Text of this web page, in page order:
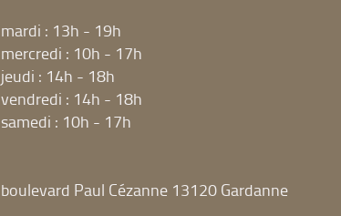
mardi : 13h - 19h
mercredi : 10h - 17h
jeudi : 14h - 18h
vendredi : 14h - 18h
samedi : 10h - 17h
boulevard Paul Cézanne 13120 Gardanne